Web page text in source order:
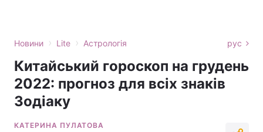
Новини › Lite › Астрологія рус
Китайський гороскоп на грудень
2022: прогноз для всіх знаків
Зодіаку
КАТЕРИНА ПУЛАТОВА